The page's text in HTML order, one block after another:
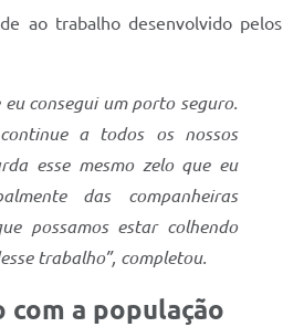
ao trabalho desenvolvido pelos
eu consegui um porto seguro.
a todos os nossos
esse mesmo zelo que eu
das companheiras
possamos estar colhendo
trabalho”, completou.
com a população